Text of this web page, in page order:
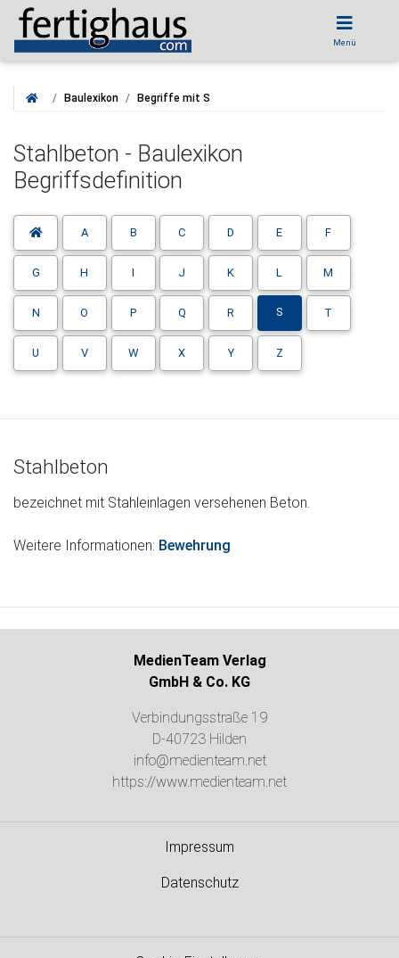
Menü
Baulexikon Begriffe mit S
Stahlbeton - Baulexikon
Begriffsdefinition
A B C D E F
G H I J K L M
N O P Q R S T
U V W X Y Z
Stahlbeton
bezeichnet mit Stahleinlagen versehenen Beton.
Weitere Informationen: Bewehrung
MedienTeam Verlag
GmbH & Co. KG
Verbindungsstraße 19
D-40723 Hilden
info@medienteam.net
https://www.medienteam.net
Impressum
Datenschutz